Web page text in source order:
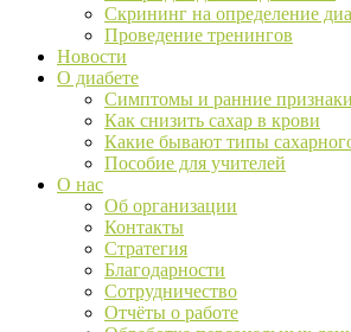
Скрининг на определение
Проведение тренингов
Новости
О диабете
Cимптомы и ранние
Как снизить сахар в крови
Какие бывают типы
Пособие для учителей
О нас
Об организации
Контакты
Стратегия
Благодарности
Сотрудничество
Отчёты о работе